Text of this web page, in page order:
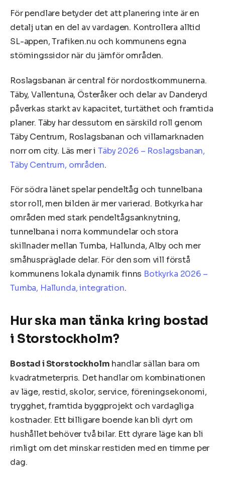
För pendlare betyder det att planering inte är en
detalj utan en del av vardagen. Kontrollera alltid
SL-appen, Trafiken.nu och kommunens egna
störningssidor när du jämför områden.
Roslagsbanan är central för nordostkommunerna.
Täby, Vallentuna, Österåker och delar av Danderyd
påverkas starkt av kapacitet, turtäthet och framtida
planer. Täby har dessutom en särskild roll genom
Täby Centrum, Roslagsbanan och villamarknaden
norr om city. Läs mer iTäby 2026 – Roslagsbanan,
Täby Centrum, områden.
För södra länet spelar pendeltåg och tunnelbana
stor roll, men bilden är mer varierad. Botkyrka har
områden med stark pendeltågsanknytning,
tunnelbana i norra kommundelar och stora
skillnader mellan Tumba, Hallunda, Alby och mer
småhuspräglade delar. För den som vill förstå
kommunens lokala dynamik finns Botkyrka 2026 –
Tumba, Hallunda, integration.
Hur ska man tänka kring bostad
i Storstockholm?
Bostad i Storstockholm handlar sällan bara om
kvadratmeterpris. Det handlar om kombinationen
av läge, restid, skolor, service, föreningsekonomi,
trygghet, framtida byggprojekt och vardagliga
kostnader. Ett billigare boende kan bli dyrt om
hushållet behöver två bilar. Ett dyrare läge kan bli
rimligt om det minskar restiden med en timme per
dag.